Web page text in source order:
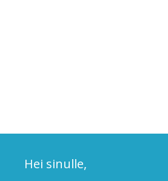
Hei sinulle,